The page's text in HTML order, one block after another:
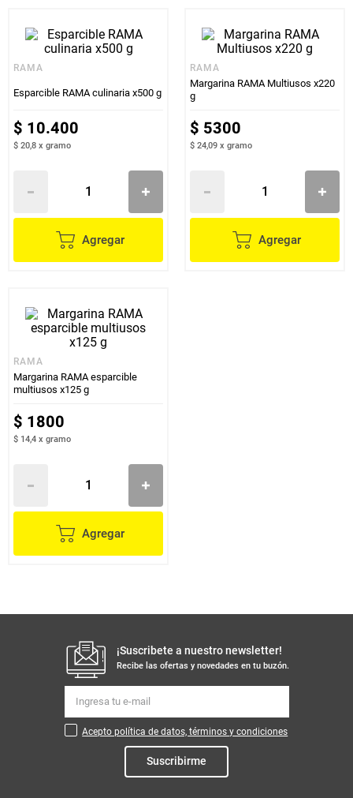
RAMA
Esparcible RAMA culinaria x500 g
$ 10.400
$ 20,8 x gramo
Agregar
RAMA
Margarina RAMA Multiusos x220
g
$ 5300
$ 24,09 x gramo
Agregar
RAMA
Margarina RAMA esparcible
multiusos x125 g
$ 1800
$ 14,4 x gramo
Agregar
¡Suscribete a nuestro newsletter!
Recibe las ofertas y novedades en tu buzón.
Acepto política de datos, términos y condiciones
Suscribirme